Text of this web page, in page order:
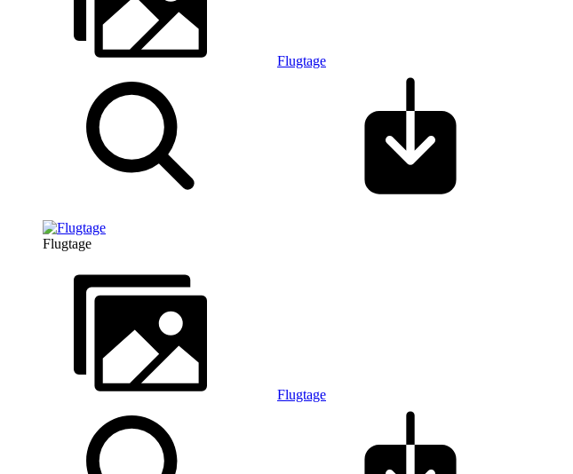
Flugtage
Flugtage
Flugtage